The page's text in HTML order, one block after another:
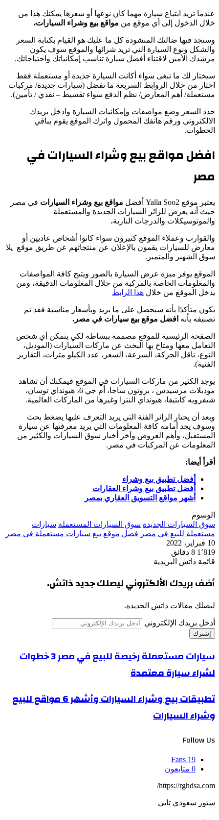
عندما تريد ابتياع سيارة مهما كان نوعها أو سعرها يمكنك هذا من
خلال الدخول إلى أي موقع من مواقع بيع وشراء السيارات،
وستجد فيها ضالتك المنشودة كل ما عليك هو القيام بكتابة السعر
والشكل ونوع السيارة التي تريد شرائها والموقع سوف يكون
مرشدك الأمين لاقتناء أفضل سيارة تناسب إمكانياتك واحتياجاتك.
سيختار لك ما تبغى سواء أكانت السيارة جديدة أو مستعملة فقط
اختار من خلال الروابط السريعة ما تفضل (سيارات جديدة/ مركبات
مستعملة/ أهم المعارض/ نظم الدفع سواء تقسيط – نقدي / تأمين).
حدد السعر وضع مواصفات وإمكانيات السيارة وادخل بريدك
الالكتروني ورقم هاتفك المحمول واترك الموقع يقوم بباقي
الخطوات.
افضل مواقع بيع وشراء السيارات في
مصر
يعتبر موقع Yalla Soo2 أفضل مواقع بيع وشراء السيارات في مصر
حيث أنه يعرض للزائر السيارات الجديدة والمستعملة
والموتوسيكلات والدرجات النارية،
والقوارب وعملاء الموقع كثيرون سواء كانوا أشخاص عاديين أو
معارض للسيارات يقمون بالإعلان عن منتجاتهم عن طريق موقع يلا
سوق الشهير والمتميز.
الموقع يوفر ميزة عرض السيارة بالصور ويتيح كافة المواصفات
والمعلومات الخاصة بالمركبة من خلال المعلومات الدقيقة، ومن
يدخل الموقع من خلال هذا الرابط
يكون متأكدًا بأنه سيحصل على ما يريد وبأسعار مناسبة فقد تم
تصنيفه بأنه افضل موقع بيع سيارات في مصر.
الصفحة الرئيسية للموقع مصممة ببساطة لكي يتمكن أي شخص
التعامل معها ومتاح بها البحث عن ماركات السيارات (الموديل،
النوع، ناقل الحركة، السرعة، السعر، عدد الكيلو مترات، التقارير
الفنية).
يوجد الكثير من ماركات السيارات في الموقع فيمكنك أن تشاهد
موديلات مرسيدس ، بروتون ساجا، أم جي 6، هيونداي توسان،
شيفرويه كابتيفا، هيونداي النترا وغيرها من الماركات العالمية.
وبعد أن يختار الزائر الفئة التي يريد التعرف عليها يضغط بحث
وسوف يجد أمامه كافة المعلومات التي يريد معرفتها عن سيارة
المستقبل، وأهم العروض وآخر أخبار سوق السيارات والكثير من
المعلومات عن المركبات في مصر.
أقرأ أيضا:
أفضل تطبيق بيع وشراء
أفضل تطبيق بيع وشراء العقارات
أشهر مواقع التسويق العقاري بمصر
الوسوم
سوق السيارات الجديدة سوق السيارات المستعملة سيارات
مستعملة للبيع في مصر فضل موقع بيع سيارات مستعملة في مصر
10 فبراير، 2022
1٬819 8 دقائق
قائمة ذاتش البريدية
أضف بريدك الألكتروني ليصلك جديد ذاتش.
ليصلك مقالات ذاتش الجديده.
أدخل بريدك الإلكتروني
سيارات مستعملة رخيصة للبيع في مصر 3 خطوات
لشراء سيارة معتمدة
تطبيقات بيع وشراء السيارات وأشهر 6 مواقع للبيع
وشراء السيارات
Follow Us
19
Fans
0 متابعون
https://rghdsa.com/
ستور سعودي تابي